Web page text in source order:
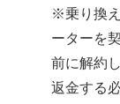
※乗り換
ーターを
前に解約
返金する